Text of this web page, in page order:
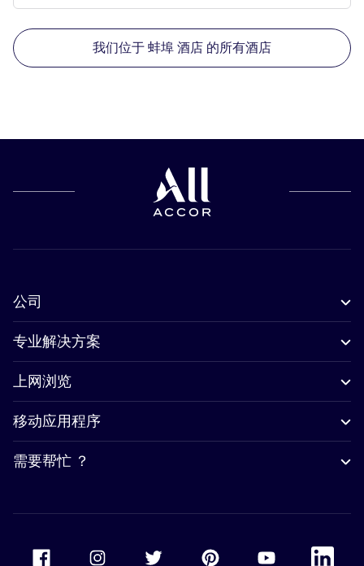
我们位于 蚌埠 酒店 的所有酒店
公司
专业解决方案
上网浏览
移动应用程序
需要帮忙 ？
Accor Youtube
Accor